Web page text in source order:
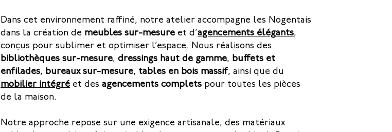
Dans cet environnement raffiné, notre atelier accompagne les Nogentais
dans la création de meubles sur-mesure et d’agencements élégants,
conçus pour sublimer et optimiser l’espace. Nous réalisons des
bibliothèques sur-mesure, dressings haut de gamme, buffets et
enfilades, bureaux sur-mesure, tables en bois massif, ainsi que du
mobilier intégré et des agencements complets pour toutes les pièces
de la maison.
Notre approche repose sur une exigence artisanale, des matériaux